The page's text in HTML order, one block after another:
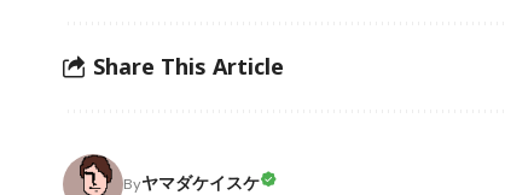
Share This Article
Byヤマダケイスケ